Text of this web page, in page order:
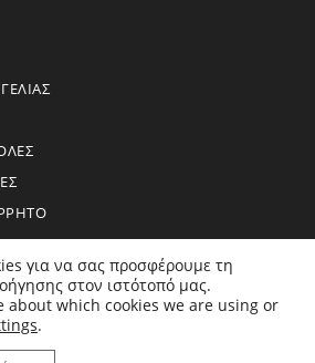
- BoraHome - All Rights Reserved
για να σας προσφέρουμε τη
στον ιστότοπό μας.
about which cookies we are using or
.